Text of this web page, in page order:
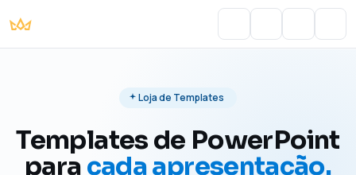
Loja de Templates
Templates de PowerPoint
para cada apresentação.